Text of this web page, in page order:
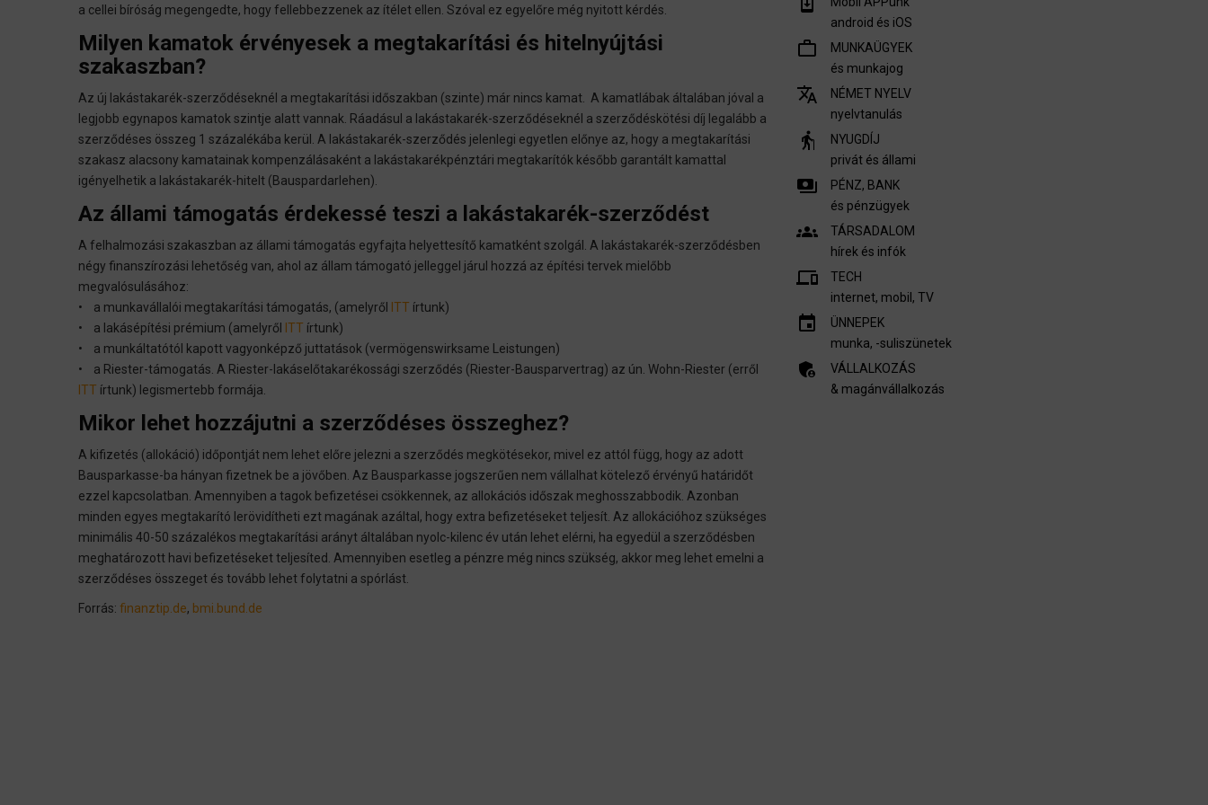
a cellei bíróság megengedte, hogy fellebbezzenek az ítélet ellen. Szóval ez egyelőre még nyitott kérdés.
Milyen kamatok érvényesek a megtakarítási és hitelnyújtási
szakaszban?
Az új lakástakarék-szerződéseknél a megtakarítási időszakban (szinte) már nincs kamat. A kamatlábak általában jóval a
legjobb egynapos kamatok szintje alatt vannak. Ráadásul a lakástakarék-szerződéseknél a szerződéskötési díj legalább a
szerződéses összeg 1 százalékába kerül. A lakástakarék-szerződés jelenlegi egyetlen előnye az, hogy a megtakarítási
szakasz alacsony kamatainak kompenzálásaként a lakástakarékpénztári megtakarítók később garantált kamattal
igényelhetik a lakástakarék-hitelt (Bauspardarlehen).
Az állami támogatás érdekessé teszi a lakástakarék-szerződést
A felhalmozási szakaszban az állami támogatás egyfajta helyettesítő kamatként szolgál. A lakástakarék-szerződésben
négy finanszírozási lehetőség van, ahol az állam támogató jelleggel járul hozzá az építési tervek mielőbb
megvalósulásához:
• a munkavállalói megtakarítási támogatás, (amelyről
ITT írtunk)
• a lakásépítési prémium (amelyről
ITT írtunk)
• a munkáltatótól kapott vagyonképző juttatások (vermögenswirksame Leistungen)
• a Riester-támogatás. A Riester-lakáselőtakarékossági szerződés (Riester-Bausparvertrag) az ún. Wohn-Riester (erről
ITT írtunk) legismertebb formája.
Mikor lehet hozzájutni a szerződéses összeghez?
A kifizetés (allokáció) időpontját nem lehet előre jelezni a szerződés megkötésekor, mivel ez attól függ, hogy az adott
Bausparkasse-ba hányan fizetnek be a jövőben. Az Bausparkasse jogszerűen nem vállalhat kötelező érvényű határidőt
ezzel kapcsolatban. Amennyiben a tagok befizetései csökkennek, az allokációs időszak meghosszabbodik. Azonban
minden egyes megtakarító lerövidítheti ezt magának azáltal, hogy extra befizetéseket teljesít. Az allokációhoz szükséges
minimális 40-50 százalékos megtakarítási arányt általában nyolc-kilenc év után lehet elérni, ha egyedül a szerződésben
meghatározott havi befizetéseket teljesíted. Amennyiben esetleg a pénzre még nincs szükség, akkor meg lehet emelni a
szerződéses összeget és tovább lehet folytatni a spórlást.
Forrás: finanztip.de, bmi.bund.de
android és iOS
work_outline
MUNKAÜGYEK
és munkajog
translate
NÉMET NYELV
nyelvtanulás
elderly
NYUGDÍJ
privát és állami
payments
PÉNZ, BANK
és pénzügyek
groups
TÁRSADALOM
hírek és infók
devices
TECH
internet, mobil, TV​
insert_invitation
ÜNNEPEK
munka, -suliszünetek
admin_panel_settings
VÁLLALKOZÁS
& magánvállalkozás